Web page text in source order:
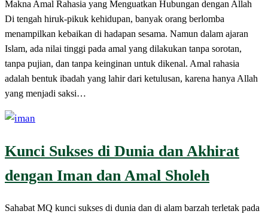
Makna Amal Rahasia yang Menguatkan Hubungan dengan Allah
Di tengah hiruk-pikuk kehidupan, banyak orang berlomba
menampilkan kebaikan di hadapan sesama. Namun dalam ajaran
Islam, ada nilai tinggi pada amal yang dilakukan tanpa sorotan,
tanpa pujian, dan tanpa keinginan untuk dikenal. Amal rahasia
adalah bentuk ibadah yang lahir dari ketulusan, karena hanya Allah
yang menjadi saksi…
Kunci Sukses di Dunia dan Akhirat
dengan Iman dan Amal Sholeh
Sahabat MQ kunci sukses di dunia dan di alam barzah terletak pada